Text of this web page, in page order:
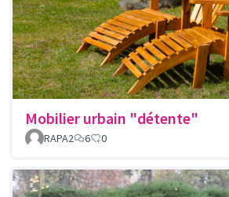
Mobilier urbain "détente"
RAPA2
6 0